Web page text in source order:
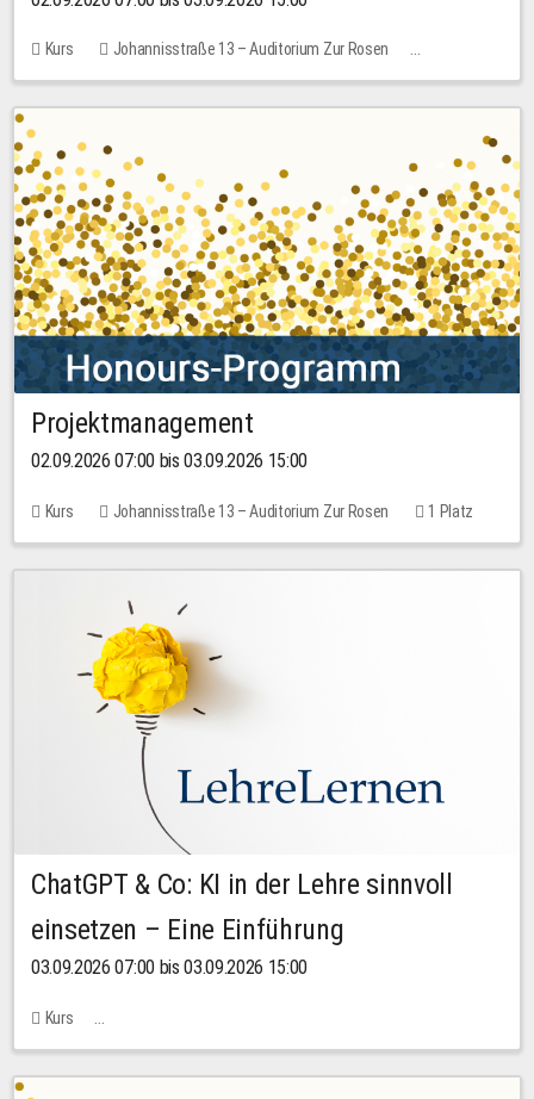
Kurs
Johannisstraße 13 – Auditorium Zur Rosen
Keine freien Plätze
30,00 EUR
Projektmanagement
02.09.2026 07:00 bis 03.09.2026 15:00
Kurs Johannisstraße 13 – Auditorium Zur Rosen 1 Platz
ChatGPT & Co: KI in der Lehre sinnvoll
einsetzen – Eine Einführung
03.09.2026 07:00 bis 03.09.2026 15:00
Kurs
Bachstraße 18k - SR 102 (Seminarraum Servicestelle LehreLernen)